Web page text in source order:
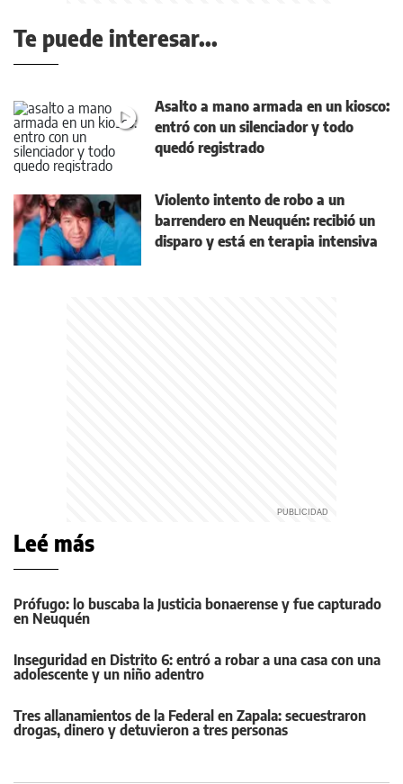
Te puede interesar...
Asalto a mano armada en un kiosco:
entró con un silenciador y todo
quedó registrado
Violento intento de robo a un
barrendero en Neuquén: recibió un
disparo y está en terapia intensiva
Leé más
Prófugo: lo buscaba la Justicia bonaerense y fue capturado
en Neuquén
Inseguridad en Distrito 6: entró a robar a una casa con una
adolescente y un niño adentro
Tres allanamientos de la Federal en Zapala: secuestraron
drogas, dinero y detuvieron a tres personas